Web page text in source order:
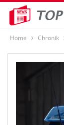
Home Chronik